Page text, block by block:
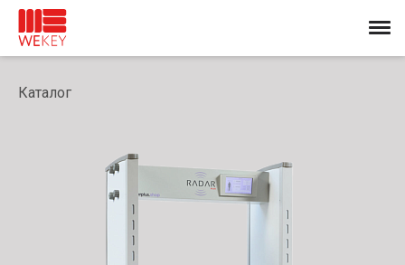
Каталог